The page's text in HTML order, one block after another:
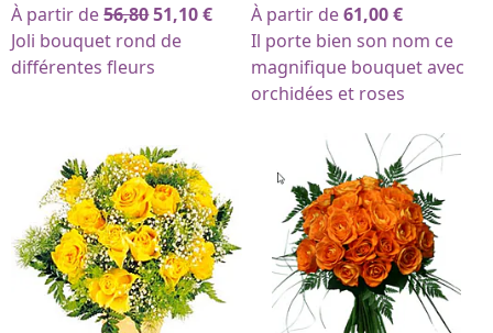
À partir de56,8051,10€
Joli bouquet rond de
différentes fleurs
À partir de61,00€
Il porte bien son nom ce
magnifique bouquet avec
orchidées et roses